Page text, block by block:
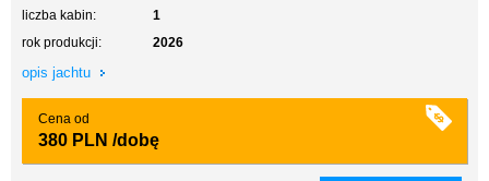
liczba kabin:
1
rok produkcji:
2026
opis jachtu
Cena od
380 PLN /dobę